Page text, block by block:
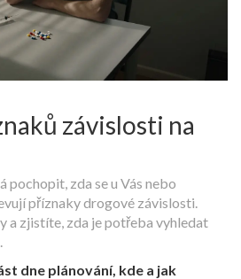
závislosti na
pochopit, zda se u Vás nebo
příznaky drogové závislosti.
a zjistíte, zda je potřeba vyhledat
dne plánování, kde a jak